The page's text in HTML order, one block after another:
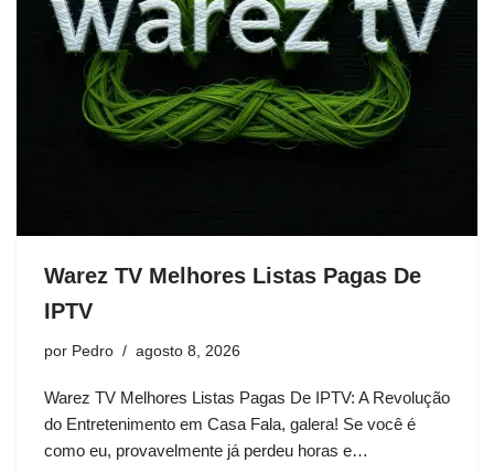
Warez TV Melhores Listas Pagas De
IPTV
por Pedro agosto 8, 2026
Warez TV Melhores Listas Pagas De IPTV: A Revolução
do Entretenimento em Casa Fala, galera! Se você é
como eu, provavelmente já perdeu horas e…